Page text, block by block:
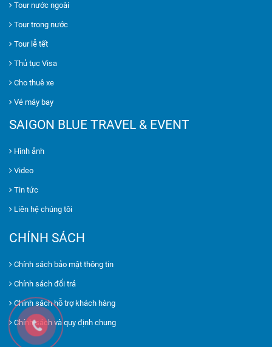
Tour nước ngoài
Tour trong nước
Tour lễ tết
Thủ tục Visa
Cho thuê xe
Vé máy bay
SAIGON BLUE TRAVEL & EVENT
Hình ảnh
Video
Tin tức
Liên hệ chúng tôi
CHÍNH SÁCH
Chính sách bảo mật thông tin
Chính sách đổi trả
Chính sách hỗ trợ khách hàng
Chính sách và quy định chung